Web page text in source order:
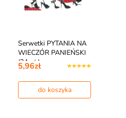
Serwetki PYTANIA NA
WIECZÓR PANIEŃSKI
(24szt.)
5,96zł
do koszyka